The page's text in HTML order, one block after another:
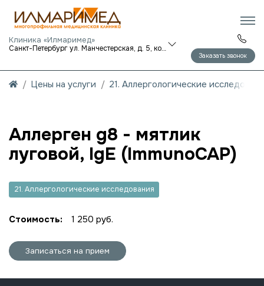
Клиника «Илмаримед»
Санкт-Петербург ул. Манчестерская, д. 5, корп. 1
Заказать звонок
Цены на услуги 21. Аллергологические
Аллерген g8 - мятлик
луговой, IgE (ImmunoCAP)
21. Аллергологические исследования
Стоимость: 1 250 руб.
Записаться на прием